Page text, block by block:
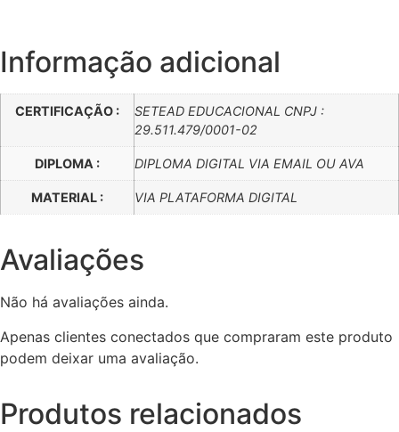
Informação adicional
CERTIFICAÇÃO :
SETEAD EDUCACIONAL CNPJ :
29.511.479/0001-02
DIPLOMA : DIPLOMA DIGITAL VIA EMAIL OU AVA
MATERIAL : VIA PLATAFORMA DIGITAL
Avaliações
Não há avaliações ainda.
Apenas clientes conectados que compraram este produto
podem deixar uma avaliação.
Produtos relacionados